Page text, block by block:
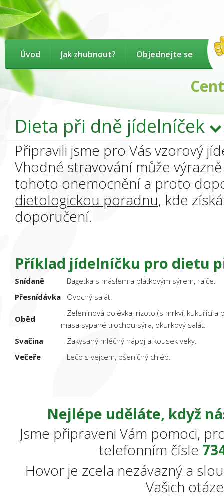
Úvod Jak zhubnout? Objednejte se
Dieta při dně jídelníček
Připravili jsme pro Vás vzorový
Vhodné stravování může
tohoto onemocnění a proto
dietologickou poradnu, kde
doporučení.
Příklad jídelníčku pro dietu
Snídaně
Bagetka s máslem a plátkovým sýrem, rajče.
Přesnídávka Ovocný salát.
Oběd
Zeleninová polévka, rizoto (s mrkví, kukuřicí
masa sypané trochou sýra, okurkový salát.
Svačina
Zakysaný mléčný nápoj a kousek veky.
Večeře
Lečo s vejcem, pšeničný chléb.
Nejlépe uděláte, když
Jsme připraveni Vám pomoci,
telefonním čísle
Hovor je zcela nezávazný a
Vašich